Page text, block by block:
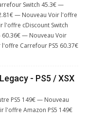
Switch 45.3€ —
— Nouveau Voir l'offre
l'offre cDiscount Switch
60.36€ — Nouveau Voir
Carrefour PS5 60.37€
- PS5 / XSX
PS5 149€ — Nouveau
l'offre Amazon PS5 149€